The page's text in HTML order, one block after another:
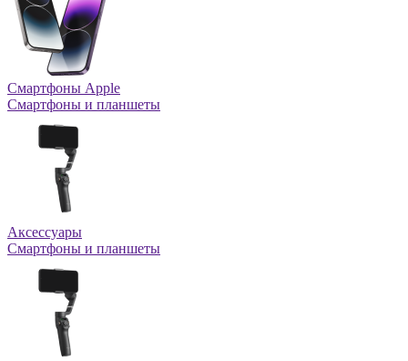
Смартфоны Apple
Смартфоны и планшеты
Аксессуары
Смартфоны и планшеты